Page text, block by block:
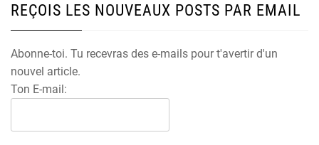
REÇOIS LES NOUVEAUX POSTS PAR EMAIL
Abonne-toi. Tu recevras des e-mails pour t'avertir d'un
nouvel article.
Ton E-mail: